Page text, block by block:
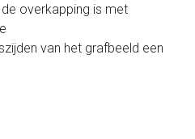
overkapping is met
van het grafbeeld een